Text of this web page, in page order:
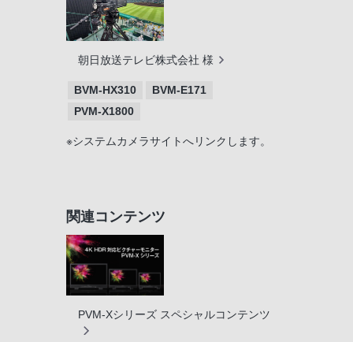
朝日放送テレビ株式会社 様
BVM-HX310
BVM-E171
PVM-X1800
※システムカメラサイトへリンクします。
関連コンテンツ
PVM-Xシリーズ スペシャルコンテンツ